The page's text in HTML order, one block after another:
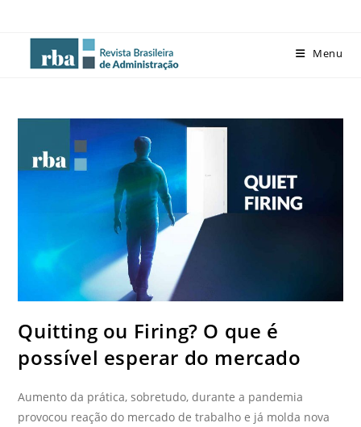
Menu
Quitting ou Firing? O que é
possível esperar do mercado
Aumento da prática, sobretudo, durante a pandemia
provocou reação do mercado de trabalho e já molda nova